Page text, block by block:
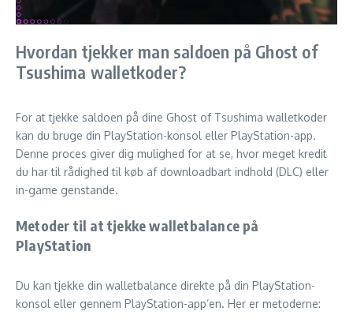
Hvordan tjekker man saldoen på Ghost of
Tsushima walletkoder?
For at tjekke saldoen på dine Ghost of Tsushima walletkoder
kan du bruge din PlayStation-konsol eller PlayStation-app.
Denne proces giver dig mulighed for at se, hvor meget kredit
du har til rådighed til køb af downloadbart indhold (DLC) eller
in-game genstande.
Metoder til at tjekke walletbalance på
PlayStation
Du kan tjekke din walletbalance direkte på din PlayStation-
konsol eller gennem PlayStation-app’en. Her er metoderne: